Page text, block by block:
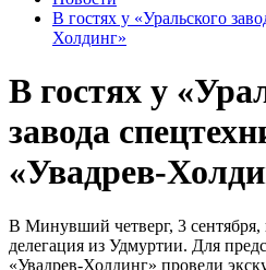
В гостях у «Уральского
Холдинг»
В гостях у
завода
«Увадрев-
В Минувший четверг, 3
делегация из Удмуртии. Для
«Увадрев-Холдинг» провели